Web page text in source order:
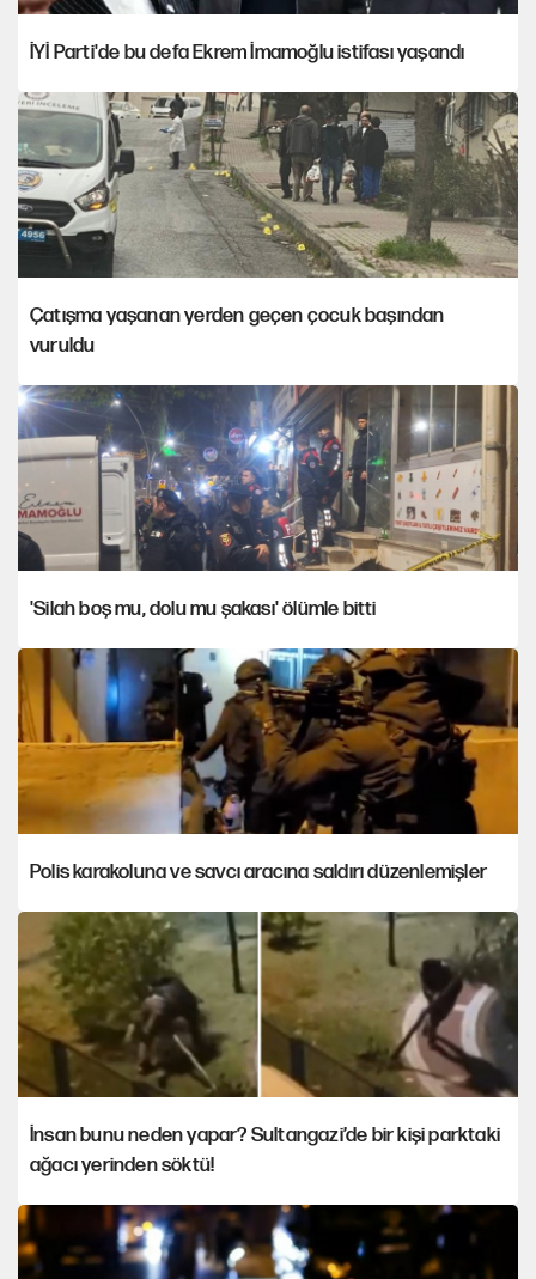
İYİ Parti'de bu defa Ekrem İmamoğlu istifası yaşandı
Çatışma yaşanan yerden geçen çocuk başından
vuruldu
'Silah boş mu, dolu mu şakası' ölümle bitti
Polis karakoluna ve savcı aracına saldırı düzenlemişler
İnsan bunu neden yapar? Sultangazi’de bir kişi parktaki
ağacı yerinden söktü!